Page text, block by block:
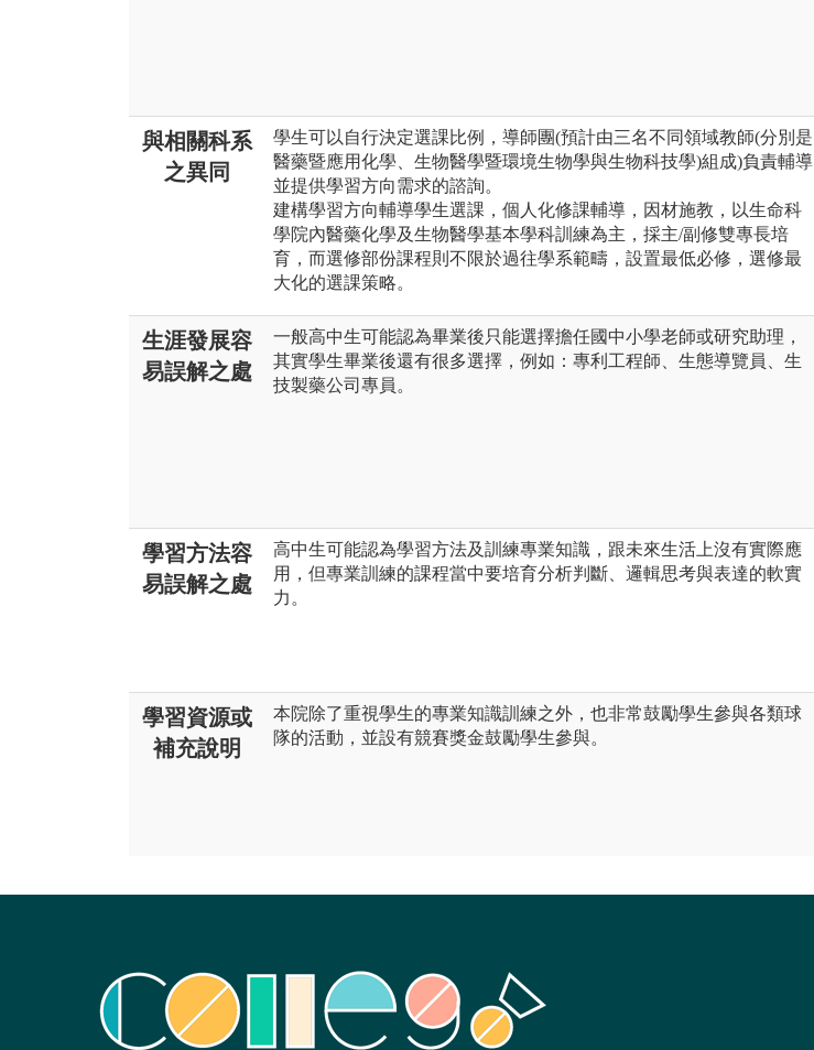
與相關科系
之異同
學生可以自行決定選課比例，導師團(預計由三名不同領域教師(分別是
醫藥暨應用化學、生物醫學暨環境生物學與生物科技學)組成)負責輔導
並提供學習方向需求的諮詢。
建構學習方向輔導學生選課，個人化修課輔導，因材施教，以生命科
學院內醫藥化學及生物醫學基本學科訓練為主，採主/副修雙專長培
育，而選修部份課程則不限於過往學系範疇，設置最低必修，選修最
大化的選課策略。
生涯發展容
易誤解之處
一般高中生可能認為畢業後只能選擇擔任國中小學老師或研究助理，
其實學生畢業後還有很多選擇，例如：專利工程師、生態導覽員、生
技製藥公司專員。
學習方法容
易誤解之處
高中生可能認為學習方法及訓練專業知識，跟未來生活上沒有實際應
用，但專業訓練的課程當中要培育分析判斷、邏輯思考與表達的軟實
力。
學習資源或
補充說明
本院除了重視學生的專業知識訓練之外，也非常鼓勵學生參與各類球
隊的活動，並設有競賽獎金鼓勵學生參與。